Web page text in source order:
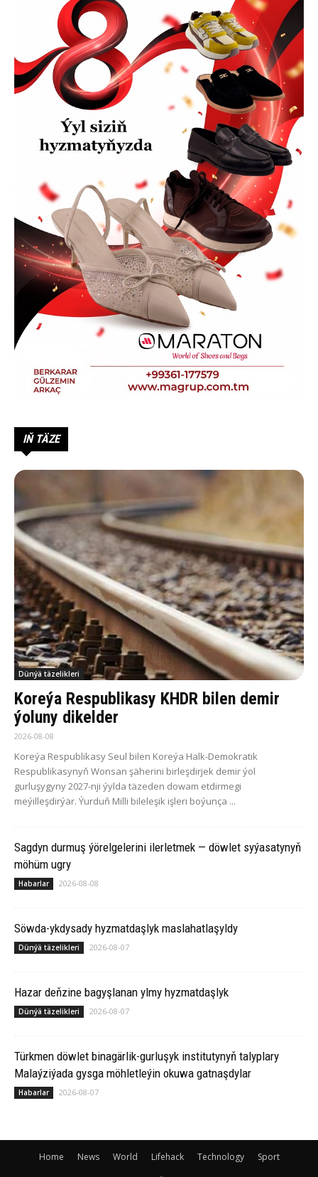
IŇ TÄZE
Dünýä täzelikleri
Koreýa Respublikasy KHDR bilen demir
ýoluny dikelder
2026-08-08
Koreýa Respublikasy Seul bilen Koreýa Halk-Demokratik
Respublikasynyň Wonsan şäherini birleşdirjek demir ýol
gurluşygyny 2027-nji ýylda täzeden dowam etdirmegi
meýilleşdirýär. Ýurduň Milli bileleşik işleri boýunça ...
Sagdyn durmuş ýörelgelerini ilerletmek — döwlet syýasatynyň
möhüm ugry
Habarlar 2026-08-08
Söwda-ykdysady hyzmatdaşlyk maslahatlaşyldy
Dünýä täzelikleri 2026-08-07
Hazar deňzine bagyşlanan ylmy hyzmatdaşlyk
Dünýä täzelikleri 2026-08-07
Türkmen döwlet binagärlik-gurluşyk institutynyň talyplary
Malaýziýada gysga möhletleýin okuwa gatnaşdylar
Habarlar 2026-08-07
Home News World Lifehack Technology Sport